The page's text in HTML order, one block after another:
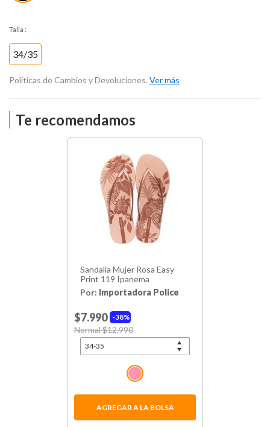
Talla :
34/35
Políticas de Cambios y Devoluciones. Ver más
Te recomendamos
Sandalia Mujer Rosa Easy
Print 119 Ipanema
Por: Importadora Police
38%
$7.990
Price reduced from
Normal $12.990
AGREGAR A LA BOLSA